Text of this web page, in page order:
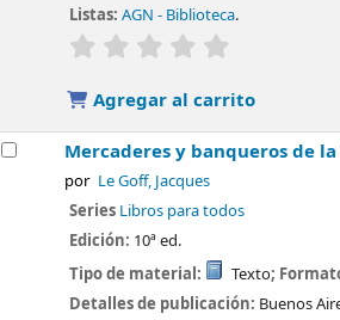
Listas: AGN - Biblioteca.
valoración
Agregar al carrito
Mercaderes y banqueros de
por Le Goff, Jacques
Series Libros para todos
Edición: 10ª ed.
Tipo de material:
Texto;
Detalles de publicación: Buenos